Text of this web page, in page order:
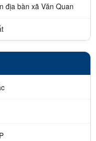
địa bàn xã Văn Quan